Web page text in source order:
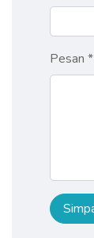
Pesan *